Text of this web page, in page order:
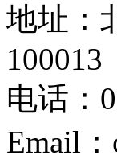
地址：
100013
电话：
Email